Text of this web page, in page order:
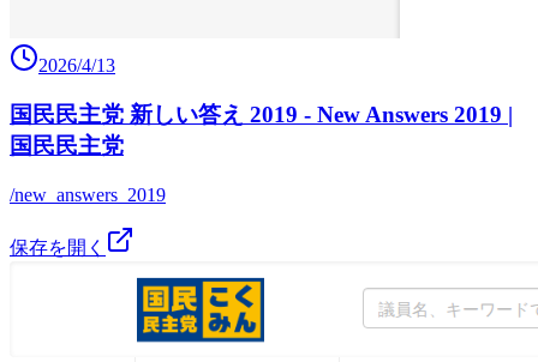
2026/4/13
国民民主党 新しい答え 2019 - New Answers 2019 |
国民民主党
/new_answers_2019
保存を開く